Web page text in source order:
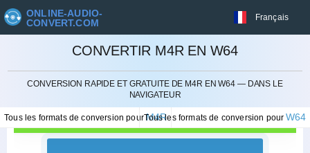
ONLINE-AUDIO-
CONVERT.COM
Français
CONVERTIR M4R EN W64
CONVERSION RAPIDE ET GRATUITE DE M4R EN W64 — DANS LE
NAVIGATEUR
Tous les formats de conversion pourM4R
Tous les formats de conversion pourW64